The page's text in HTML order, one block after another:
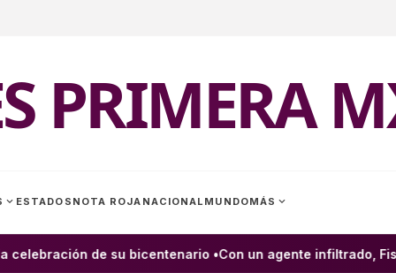
PRIMERA
expand_more ESTADOS NOTA ROJA NACIONAL MUNDOMÁS expand_more
de su bicentenario •Con un agente infiltrado,